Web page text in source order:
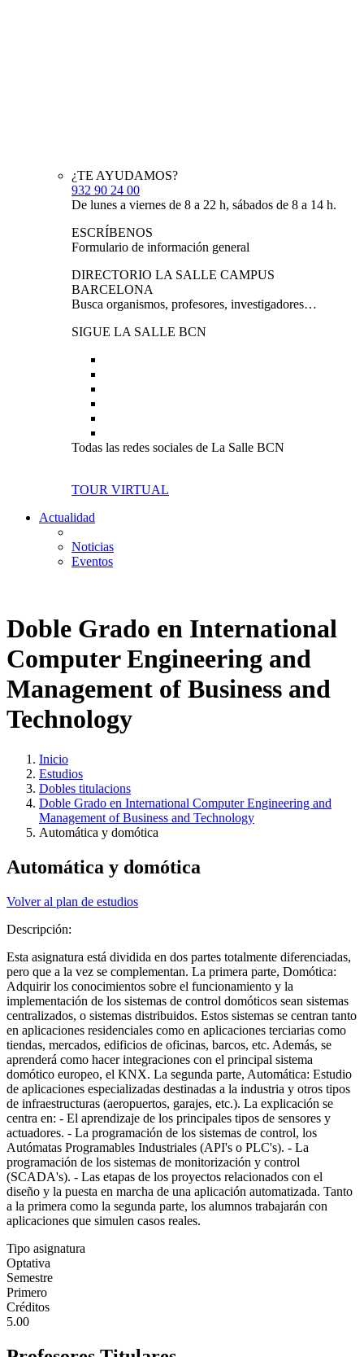
¿TE AYUDAMOS?
932 90 24 00
De lunes a viernes de 8 a 22 h, sábados de 8 a 14 h.
ESCRÍBENOS
Formulario de información general
DIRECTORIO LA SALLE CAMPUS
BARCELONA
Busca organismos, profesores, investigadores…
SIGUE LA SALLE BCN
Todas las redes sociales de La Salle BCN
TOUR VIRTUAL
Actualidad
Noticias
Eventos
Doble Grado en International
Computer Engineering and
Management of Business and
Technology
Inicio
Estudios
Dobles titulacions
Doble Grado en International Computer Engineering and
Management of Business and Technology
Automática y domótica
Automática y domótica
Volver al plan de estudios
Descripción:
Esta asignatura está dividida en dos partes totalmente diferenciadas,
pero que a la vez se complementan. La primera parte, Domótica:
Adquirir los conocimientos sobre el funcionamiento y la
implementación de los sistemas de control domóticos sean sistemas
centralizados, o sistemas distribuidos. Estos sistemas se centran tanto
en aplicaciones residenciales como en aplicaciones terciarias como
tiendas, mercados, edificios de oficinas, barcos, etc. Además, se
aprenderá como hacer integraciones con el principal sistema
domótico europeo, el KNX. La segunda parte, Automática: Estudio
de aplicaciones especializadas destinadas a la industria y otros tipos
de infraestructuras (aeropuertos, garajes, etc.). La explicación se
centra en: - El aprendizaje de los principales tipos de sensores y
actuadores. - La programación de los sistemas de control, los
Autómatas Programables Industriales (API's o PLC's). - La
programación de los sistemas de monitorización y control
(SCADA's). - Las etapas de los proyectos relacionados con el
diseño y la puesta en marcha de una aplicación automatizada. Tanto
a la primera como la segunda parte, los alumnos trabajarán con
aplicaciones que simulen casos reales.
Tipo asignatura
Optativa
Semestre
Primero
Créditos
5.00